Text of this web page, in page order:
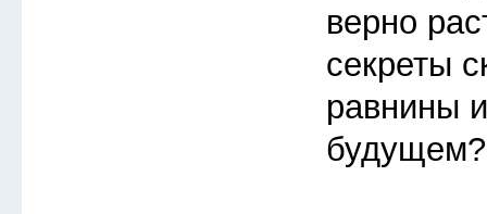
верно
секреты
равнины
будущем?